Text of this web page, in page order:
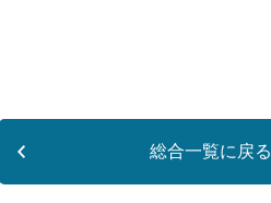
総合一覧に戻る